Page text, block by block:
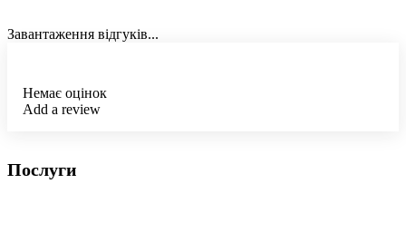
Завантаження відгуків...
Немає оцінок
Add a review
Послуги